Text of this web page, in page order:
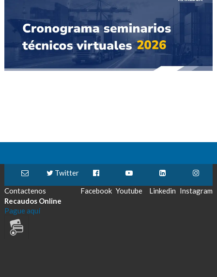
Contactenos
Twitter
Facebook Youtube Linkedin Instagram
Recaudos Online
Pague aquí